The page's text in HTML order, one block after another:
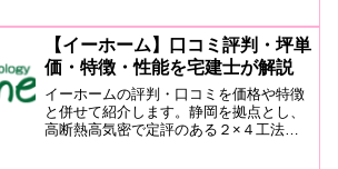
む口コミが多く、地域密着ながら長期優
良住宅に対応する高性能建築が可能。
【イーホーム】口コミ評判・坪単
価・特徴・性能を宅建士が解説
イーホームの評判・口コミを価格や特徴
と併せて紹介します。静岡を拠点とし、
高断熱高気密で定評のある２×４工法を